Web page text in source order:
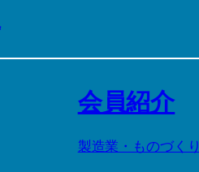
会員紹介
製造業・ものづくり